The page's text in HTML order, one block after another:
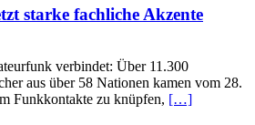
starke fachliche Akzente
verbindet: Über 11.300
aus über 58 Nationen kamen vom 28.
Funkkontakte zu knüpfen, […]